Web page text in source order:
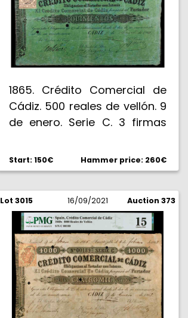
1865. Crédito Comercial de
Cádiz. 500 reales de vellón. 9
de enero. Serie C. 3 firmas
taladros. Fechado a mano.
Encapsulado por PMG como
Very Fine 20. Escaso. BC+.
Start: 150€ Hammer price: 260€
Lot 3015 16/09/2021 Auction 373